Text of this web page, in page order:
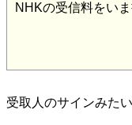
NHKの受信料をい
受取人のサインみた